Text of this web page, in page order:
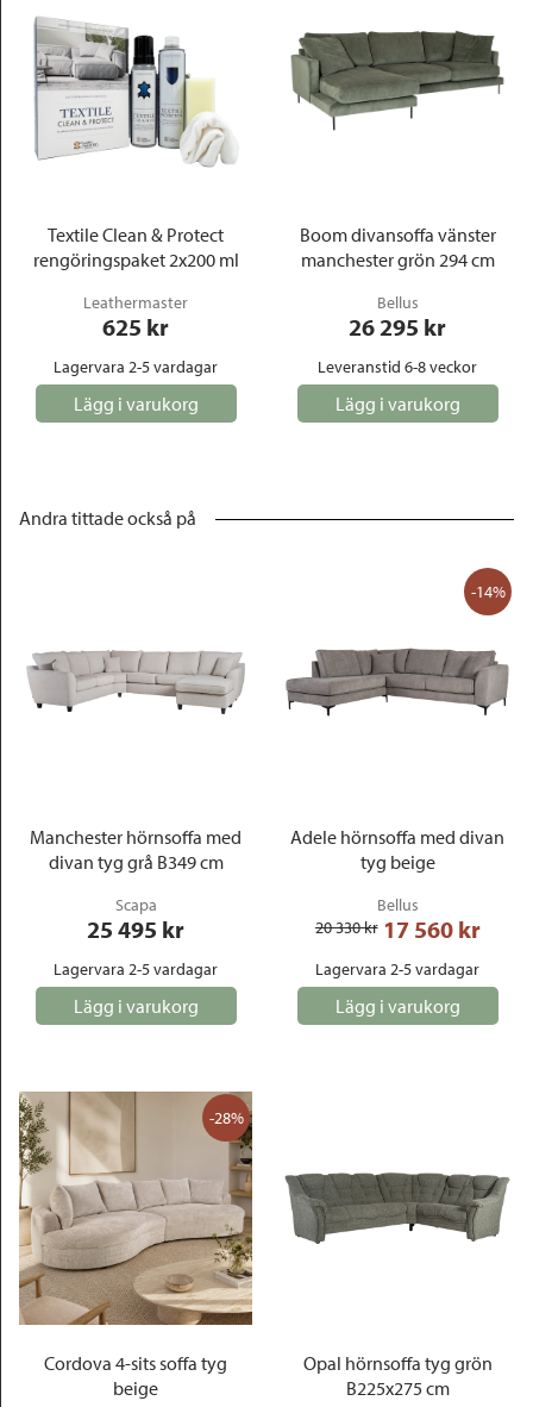
Textile Clean & Protect
rengöringspaket 2x200 ml
Leathermaster
625 kr
Lagervara 2-5 vardagar
Lägg i varukorg
Boom divansoffa vänster
manchester grön 294 cm
Bellus
26 295 kr
Leveranstid 6-8 veckor
Lägg i varukorg
Andra tittade också på
Manchester hörnsoffa med
divan tyg grå B349 cm
Scapa
25 495 kr
Lagervara 2-5 vardagar
Lägg i varukorg
-14%
Adele hörnsoffa med divan
tyg beige
Bellus
20 330 kr 17 560 kr
Lagervara 2-5 vardagar
Lägg i varukorg
-28%
Cordova 4-sits soffa tyg
beige
Opal hörnsoffa tyg grön
B225x275 cm